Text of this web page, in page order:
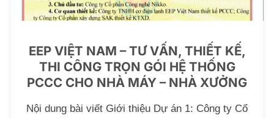
EEP VIỆT NAM – TƯ VẤN, THIẾT KẾ,
THI CÔNG TRỌN GÓI HỆ THỐNG
PCCC CHO NHÀ MÁY – NHÀ XƯỞNG
Nội dung bài viết Giới thiệu Dự án 1: Công ty Cổ